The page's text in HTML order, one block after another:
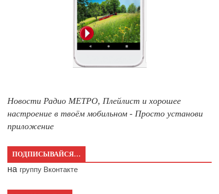
Новости Радио МЕТРО, Плейлист и хорошее
настроение в твоём мобильном - Просто установи
приложение
ПОДПИСЫВАЙСЯ…
на группу Вконтакте